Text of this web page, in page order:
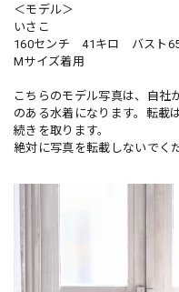
＜モデル＞
いさこ
160センチ 41キロ バスト
Mサイズ着用
こちらのモデル写真は、自社
のある水着になります。転載
続きを取ります。
絶対に写真を転載しないでく